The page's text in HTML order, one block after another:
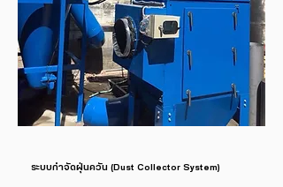
ระบบกำจัดฝุ่นควัน (Dust Collector System)